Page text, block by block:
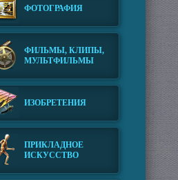
ФОТОГРАФИЯ
ФИЛЬМЫ, КЛИПЫ,
МУЛЬТФИЛЬМЫ
ИЗОБРЕТЕНИЯ
ПРИКЛАДНОЕ
ИСКУССТВО